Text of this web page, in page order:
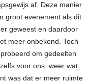
af. Deze manier
groot evenement als dit
geweest en daardoor
meer onbekend. Toch
om gedeelten
voor ons, weer wat
was dat er meer ruimte